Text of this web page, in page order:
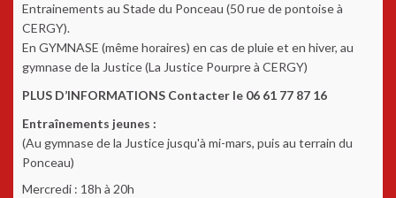
Entrainements au Stade du Ponceau (50 rue de pontoise à
CERGY).
En GYMNASE (même horaires) en cas de pluie et en hiver, au
gymnase de la Justice (La Justice Pourpre à CERGY)
PLUS D’INFORMATIONS Contacter le 06 61 77 87 16
Entraînements jeunes :
(Au gymnase de la Justice jusqu'à mi-mars, puis au terrain du
Ponceau)
Mercredi : 18h à 20h